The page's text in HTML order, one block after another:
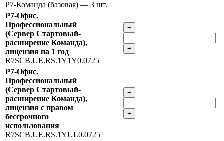
Р7-Команда (базовая) — 3 шт.
Р7-Офис.
Профессиональный
(Сервер Стартовый-
расширение Команда),
лицензия на 1 год
R7SCB.UE.RS.1Y1Y0.0725
−
+
Р7-Офис.
Профессиональный
(Сервер Стартовый-
расширение Команда),
лицензия с правом
бессрочного
использования
R7SCB.UE.RS.1YUL0.0725
−
+